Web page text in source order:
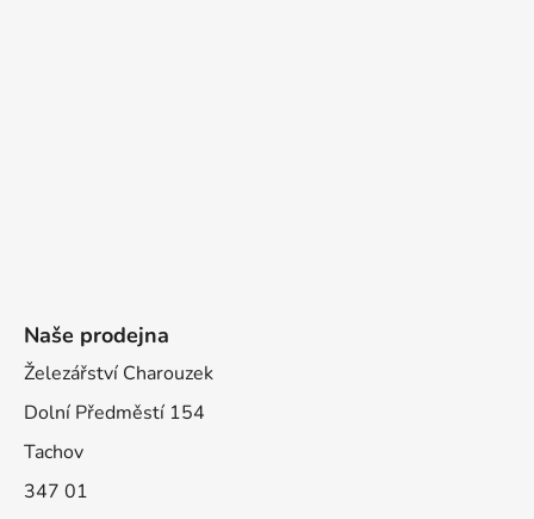
Naše prodejna
Železářství Charouzek
Dolní Předměstí 154
Tachov
347 01